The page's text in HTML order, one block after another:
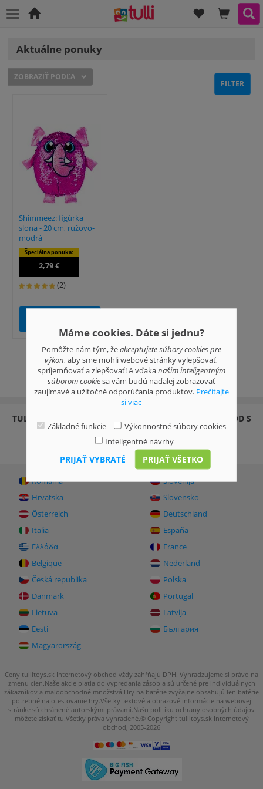
Domová
OBSAH
ZOZNAM
Aktuálne ponuky
FILTER
ZOBRAZIŤ PODĽA
Shimmeez: figúrka
slona - 20 cm, ružovo-
modrá
Špeciálna ponuka:
2,79 €
(2)
1 strana
TULLITOYS.SK INTERNETOVÝ OBCHOD - ONLINE OBCHOD S
HRAČKAMI. NAKUPOVANIE JE DETSKÁ HRA!
info@tullitoys.sk
România
Slovenija
Hrvatska
Slovensko
Österreich
Deutschland
Italia
España
Ελλάδα
France
Belgique
Nederland
Česká republika
Polska
Danmark
Portugal
Lietuva
Latvija
Eesti
България
Magyarország
Ceny tullitoys.sk Internetový obchod vždy zahŕňajú DPH. Vyhradzujeme si právo na
zmenu cien.Naše akcie platia do vypredania zásob a sú určené pre individuálnych
zákazníkov a maloobchodné množstvá.Hry na batérie zvyčajne obsahujú len batérie
potrebné na otestovanie hry.Všetky textové a obrazové informácie na webovej
stránke sú chránené autorskými právami.Našu politiku ochrany osobných údajov
môžete získať tu.Všetky práva vyhradené.© Copyright tullitoys.sk Internetový
obchod, 2005-2026
Máme cookies. Dáte si jednu?
Pomôžte nám tým, žeakceptujete súbory cookies pre
výkon, aby sme mohli webové stránky vylepšovať,
spríjemňovať a zlepšovať! A vďakanašim inteligentným
súborom cookiesa vám budú naďalej zobrazovať
zaujímavé a užitočné odporúčania produktov. Prečítajte
si viac
Základné funkcie
Výkonnostné súbory cookies
Inteligentné návrhy
PRIJAŤ VYBRATÉ PRIJAŤ VŠETKO